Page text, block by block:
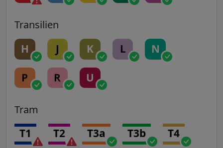
Transilien
H J K L N
P R U
Tram
T1 T2 T3a T3b T4